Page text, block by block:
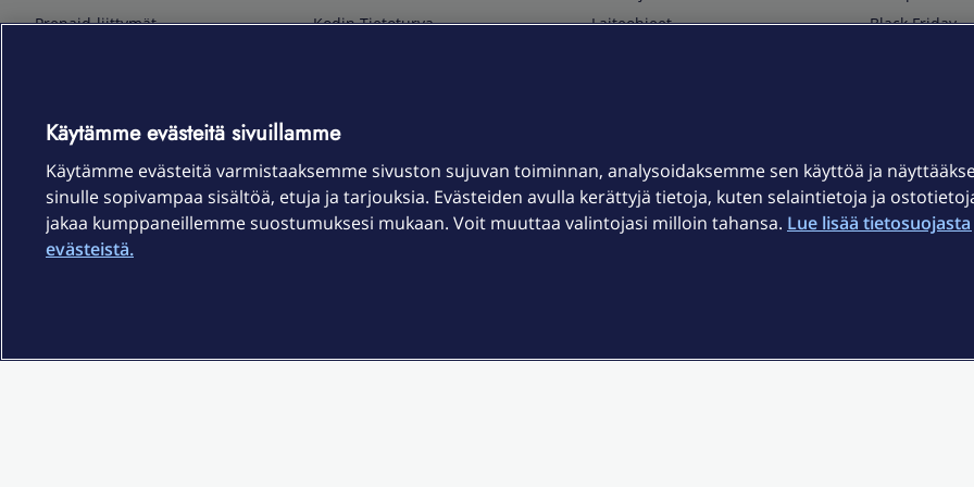
Prepaid-liittymät
TV & audio
Kodinkoneet
Kamerat ja dronet
Kellot ja rannekkeet
Kodin Tietoturva
Elisa Kotiverkko
Elisa Pilvilinna
Elisa Laiteturva
Elisa Rinnakkaisliittymät
Laiteohjeet
Kuuluvuuskartta
Asiakastiedotteet
OmaElisa-sovellus
Black Friday
Käytämme evästeitä sivuillamme
Käytämme evästeitä varmistaaksemme sivuston sujuvan toiminnan, analysoidaksemme sen käyttöä ja
sinulle sopivampaa sisältöä, etuja ja tarjouksia. Evästeiden avulla kerättyjä tietoja, kuten selaintietoja ja
jakaa kumppaneillemme suostumuksesi mukaan. Voit muuttaa valintojasi milloin tahansa. Lue lisää tietosuojasta
evästeistä.